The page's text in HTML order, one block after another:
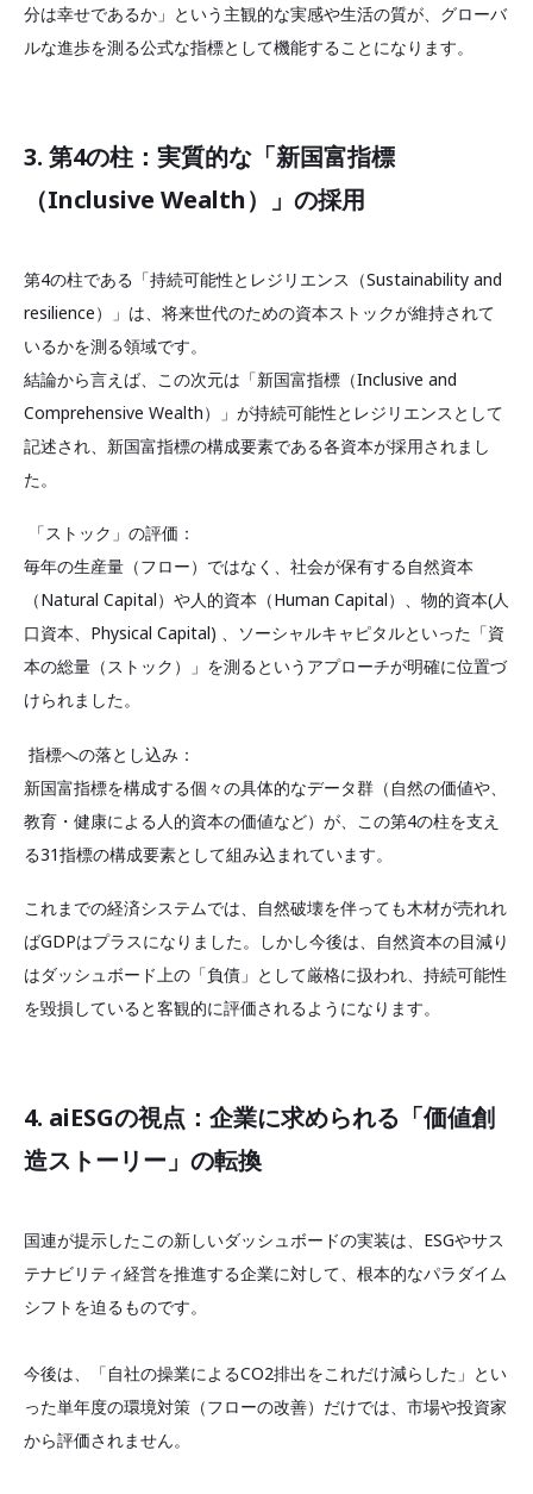
分は幸せであるか」という主観的な実感や生活の質が、グローバ
ルな進歩を測る公式な指標として機能することになります。
3. 第4の柱：実質的な「新国富指標
（Inclusive Wealth）」の採用
第4の柱である「持続可能性とレジリエンス（Sustainability and
resilience）」は、将来世代のための資本ストックが維持されて
いるかを測る領域です。
結論から言えば、この次元は「新国富指標（Inclusive and
Comprehensive Wealth）」が持続可能性とレジリエンスとして
記述され、新国富指標の構成要素である各資本が採用されまし
た。
「ストック」の評価：
毎年の生産量（フロー）ではなく、社会が保有する自然資本
（Natural Capital）や人的資本（Human Capital）、物的資本(人
口資本、Physical Capital) 、ソーシャルキャピタルといった「資
本の総量（ストック）」を測るというアプローチが明確に位置づ
けられました。
指標への落とし込み：
新国富指標を構成する個々の具体的なデータ群（自然の価値や、
教育・健康による人的資本の価値など）が、この第4の柱を支え
る31指標の構成要素として組み込まれています。
これまでの経済システムでは、自然破壊を伴っても木材が売れれ
ばGDPはプラスになりました。しかし今後は、自然資本の目減り
はダッシュボード上の「負債」として厳格に扱われ、持続可能性
を毀損していると客観的に評価されるようになります。
4. aiESGの視点：企業に求められる「価値創
造ストーリー」の転換
国連が提示したこの新しいダッシュボードの実装は、ESGやサス
テナビリティ経営を推進する企業に対して、根本的なパラダイム
シフトを迫るものです。
今後は、「自社の操業によるCO2排出をこれだけ減らした」とい
った単年度の環境対策（フローの改善）だけでは、市場や投資家
から評価されません。